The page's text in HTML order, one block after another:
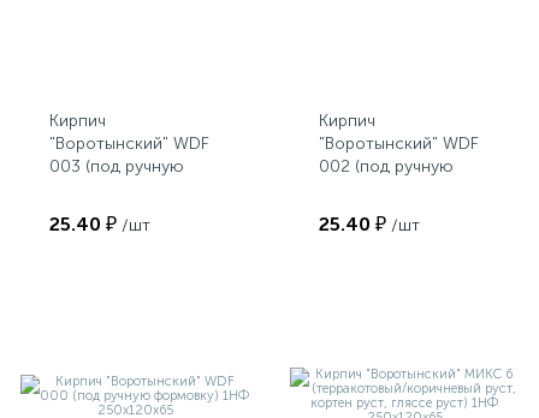
Кирпич
"Воротынский" WDF
003 (под ручную
250х120х65
25.40 ₽ /шт
Кирпич
"Воротынский" WDF
002 (под ручную
250х120х65
25.40 ₽ /шт